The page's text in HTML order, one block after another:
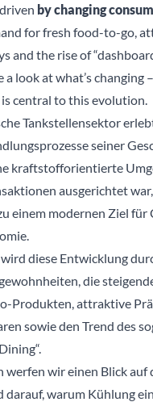
by changing
for fresh food-to-go,
and the rise of
a look at what’s changing
central to this evolution.
Tankstellensektor
seiner
kraftstofforientierte
ausgerichtet
einem modernen Ziel für
diese Entwicklung
die
Produkten, attraktive
sowie den Trend des
werfen wir einen Blick auf
darauf, warum Kühlung